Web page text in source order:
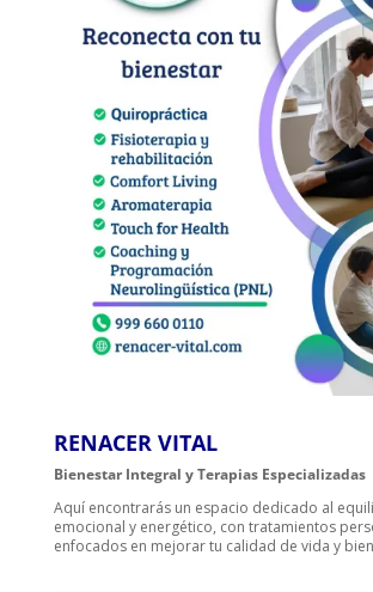
RENACER VITAL
Bienestar Integral y Terapias Especializadas
Aquí encontrarás un espacio dedicado al
emocional y energético, con tratamientos
enfocados en mejorar tu calidad de vida y